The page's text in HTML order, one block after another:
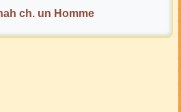
ch. un Homme